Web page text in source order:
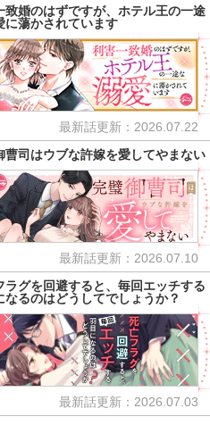
致婚のはずですが、ホテル王の一途
に蕩かされています
最新話更新：2026.07.22
曹司はウブな許嫁を愛してやまない
最新話更新：2026.07.10
ラグを回避すると、毎回エッチする
なるのはどうしてでしょうか？
最新話更新：2026.07.03